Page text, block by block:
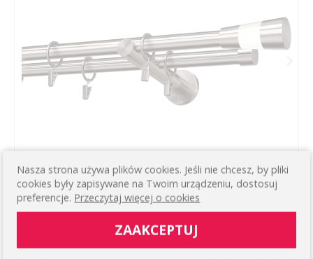
KARNISZ METALOWY PODWÓJNY 19MM VALLEO
BIAŁA
Podwójny prosty ścienny
Nasza strona używa plików cookies. Jeśli nie chcesz, by pliki
cookies były zapisywane na Twoim urządzeniu, dostosuj
preferencje. Przeczytaj więcej o cookies
ZAAKCEPTUJ